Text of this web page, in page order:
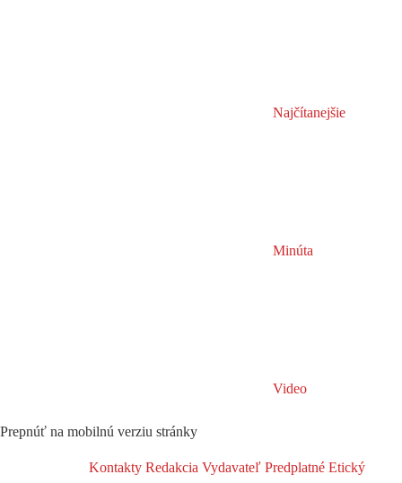
Najčítanejšie
Minúta
Video
Prepnúť na mobilnú verziu stránky
Kontakty Redakcia Vydavateľ Predplatné Etický